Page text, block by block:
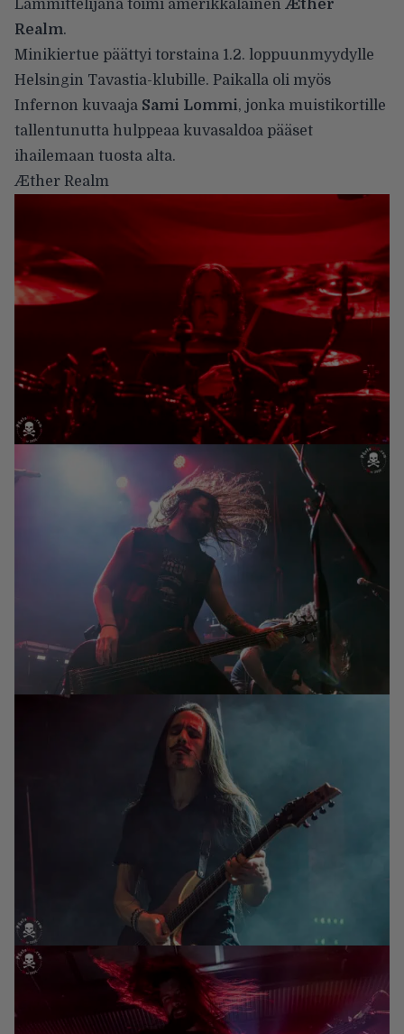
Lämmittelijänä toimi amerikkalainen Æther
Realm.
Minikiertue päättyi torstaina 1.2. loppuunmyydylle
Helsingin Tavastia-klubille. Paikalla oli myös
Infernon kuvaaja Sami Lommi, jonka muistikortille
tallentunutta hulppeaa kuvasaldoa pääset
ihailemaan tuosta alta.
Æther Realm